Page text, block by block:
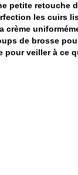
petite retouche
les cuirs
crème
de brosse
pour veiller à ce